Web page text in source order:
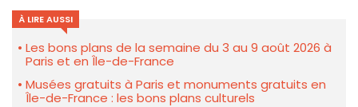
À LIRE AUSSI
Les bons plans de la semaine du 3 au 9 août 2026 à
Paris et en Île-de-France
Musées gratuits à Paris et monuments gratuits en
Île-de-France : les bons plans culturels